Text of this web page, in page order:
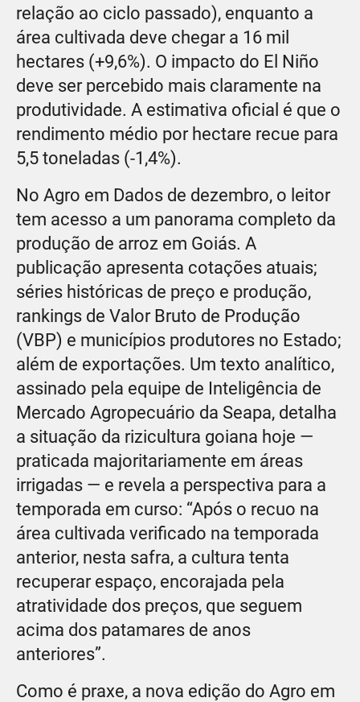
relação ao ciclo passado), enquanto a
área cultivada deve chegar a 16 mil
hectares (+9,6%). O impacto do El Niño
deve ser percebido mais claramente na
produtividade. A estimativa oficial é que o
rendimento médio por hectare recue para
5,5 toneladas (-1,4%).
No Agro em Dados de dezembro, o leitor
tem acesso a um panorama completo da
produção de arroz em Goiás. A
publicação apresenta cotações atuais;
séries históricas de preço e produção,
rankings de Valor Bruto de Produção
(VBP) e municípios produtores no Estado;
além de exportações. Um texto analítico,
assinado pela equipe de Inteligência de
Mercado Agropecuário da Seapa, detalha
a situação da rizicultura goiana hoje —
praticada majoritariamente em áreas
irrigadas — e revela a perspectiva para a
temporada em curso: “Após o recuo na
área cultivada verificado na temporada
anterior, nesta safra, a cultura tenta
recuperar espaço, encorajada pela
atratividade dos preços, que seguem
acima dos patamares de anos
anteriores”.
Como é praxe, a nova edição do Agro em